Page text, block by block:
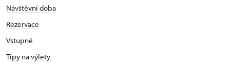
Návštěvní doba
Rezervace
Vstupné
Tipy na výlety